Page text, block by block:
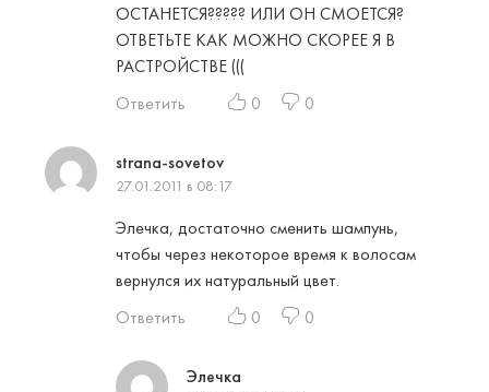
ОСТАНЕТСЯ????? ИЛИ ОН СМОЕТСЯ?
ОТВЕТЬТЕ КАК МОЖНО СКОРЕЕ Я В
РАСТРОЙСТВЕ (((
Ответить
0 0
strana-sovetov
27.01.2011 в 08:17
Элечка, достаточно сменить шампунь,
чтобы через некоторое время к волосам
вернулся их натуральный цвет.
Ответить
0 0
Элечка